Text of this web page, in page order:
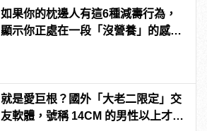
如果你的枕邊人有這6種減壽行為，
顯示你正處在一段「沒營養」的感情
就是愛巨根？國外「大老二限定」交
友軟體，號稱 14CM 的男性以上才給